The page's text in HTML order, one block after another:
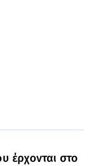
έρχονται στο